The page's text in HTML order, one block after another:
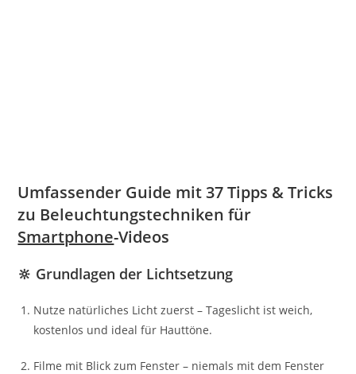
Umfassender Guide mit 37 Tipps & Tricks
zu Beleuchtungstechniken für
Smartphone-Videos
🔆 Grundlagen der Lichtsetzung
Nutze natürliches Licht zuerst – Tageslicht ist weich,
kostenlos und ideal für Hauttöne.
Filme mit Blick zum Fenster – niemals mit dem Fenster